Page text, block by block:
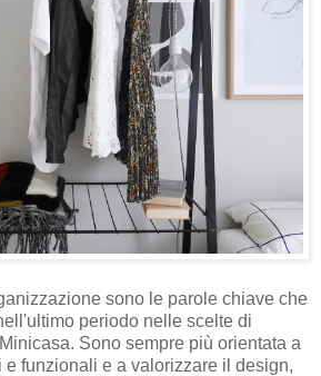
sono le parole chiave che
periodo nelle scelte di
Sono sempre più orientata a
funzionali e a valorizzare il design,